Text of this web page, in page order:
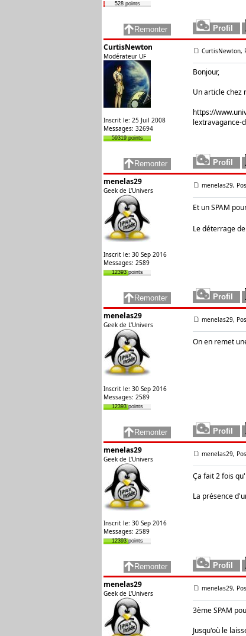
528 points
CurtisNewton
Modérateur UF
Inscrit le: 25 Juil 2008
Messages: 32694
59319 points
CurtisNewton,
Bonjour,
Un article chez
https://
lextravagance-
menelas29
Geek de L'Univers
Inscrit le: 30 Sep 2016
Messages: 2589
12393 points
menelas29,
Et un SPAM
Le déterrage
menelas29
Geek de L'Univers
Inscrit le: 30 Sep 2016
Messages: 2589
12393 points
menelas29,
On en remet
menelas29
Geek de L'Univers
Inscrit le: 30 Sep 2016
Messages: 2589
12393 points
menelas29,
Ça fait 2 fois
La présence
menelas29
Geek de L'Univers
menelas29,
3ème SPAM
Jusqu'où le